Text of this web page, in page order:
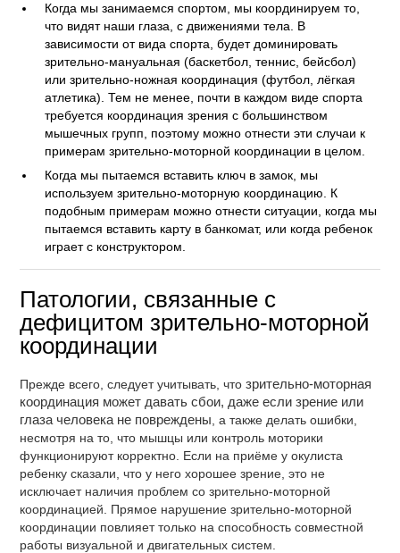
Когда мы занимаемся спортом, мы координируем то,
что видят наши глаза, с движениями тела. В
зависимости от вида спорта, будет доминировать
зрительно-мануальная (баскетбол, теннис, бейсбол)
или зрительно-ножная координация (футбол, лёгкая
атлетика). Тем не менее, почти в каждом виде спорта
требуется координация зрения с большинством
мышечных групп, поэтому можно отнести эти случаи к
примерам зрительно-моторной координации в целом.
Когда мы пытаемся вставить ключ в замок, мы
используем зрительно-моторную координацию. К
подобным примерам можно отнести ситуации, когда мы
пытаемся вставить карту в банкомат, или когда ребенок
играет с конструктором.
Патологии, связанные с
дефицитом зрительно-моторной
координации
Прежде всего, следует учитывать, чтозрительно-моторная
координация может давать сбои, даже если зрение или
глаза человека не повреждены , а также делать ошибки,
несмотря на то, что мышцы или контроль моторики
функционируют корректно. Если на приёме у окулиста
ребенку сказали, что у него хорошее зрение, это не
исключает наличия проблем со зрительно-моторной
координацией. Прямое нарушение зрительно-моторной
координации повлияет только на способность совместной
работы визуальной и двигательных систем.